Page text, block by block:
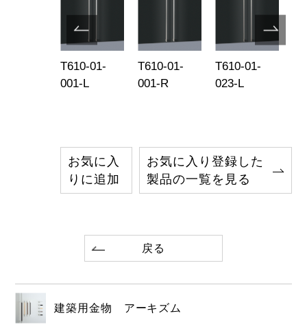
T610-01-
001-L
T610-01-
001-R
T610-01-
023-L
お気に入
りに追加
お気に入り登録した
製品の一覧を見る
戻る
建築用金物 アーキズム